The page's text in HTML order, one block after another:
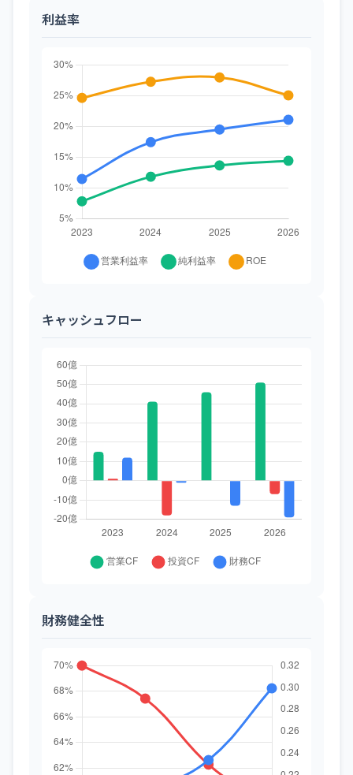
利益率
キャッシュフロー
財務健全性